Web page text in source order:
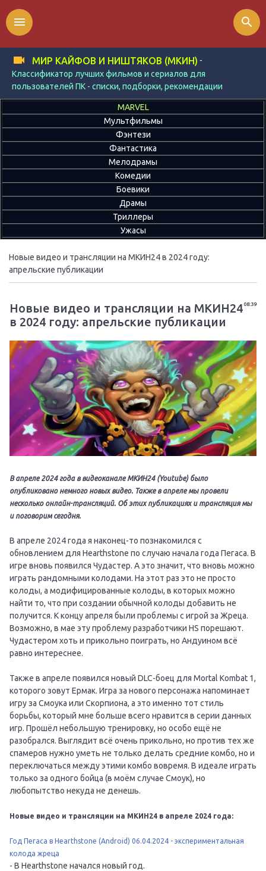
МИР КАЙФОВ И НИШТЯКОВ (МКИН) -
Классификатор лучших фильмов и сериалов для
пользователей ПК - списки, подборки, рекомендации
menu search
MARVEL
Мультфильмы
Фэнтези
Фантастика
Мелодрамы
Комедии
Боевики
Драмы
Триллеры
Ужасы
Новые видео и трансляции на МКИН24 в 2024 году:
апрельские публикации
08:39
Новые видео и трансляции на МКИН24
в 2024 году: апрельские публикации
В апреле 2024 года в видеоканале МКИН24 (Youtube) было
опубликовано немного новых видео. Также в апреле мы провели
несколько онлайн-трансляций. Об этих публикациях и трансляция мы
и поговорим сегодня.
В апреле 2024 года я наконец-то познакомился с
обновлением для Hearthstone по случаю начала года Пегаса. В
игре вновь появился Чудастер. А это значит, что вновь можно
играть рандомными колодами. На этот раз это не просто
колоды, а модифицированные колоды, в которых можно
найти то, что при создании обычной колоды добавить не
получится. К концу апреля были проблемы с игрой за Жреца.
Возможно, в мае эту проблему разработчики HS порешают.
Чудастером хоть и прикольно поиграть, но Андуином всё
равно интереснее.
Также в апреле появился новый DLC-боец для Mortal Kombat 1,
которого зовут Ермак. Игра за нового персонажа напоминает
игру за Смоука или Скорпиона, а это именно тот стиль
борьбы, который мне больше всего нравится в серии данных
игр. Прошёл небольшую тренировку, но особо ещё не
разобрался. Выглядит всё очень прикольно, но против тех же
спамеров нужно уметь не только делать средние комбо, но и
переключаться между этими комбо вовремя. В идеале играть
только за одного бойца (в моём случае Смоук), но
любопытство некуда не денешь.
Новые видео и трансляции на МКИН24 в апреле 2024 года:
Год Пегаса в Hearthstone (Android) 06.04.2024 - экспериментальная
колода жреца
- В Hearthstone начался новый год.